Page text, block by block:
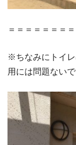
＝＝＝＝＝＝＝
※ちなみにトイ
用には問題ないで